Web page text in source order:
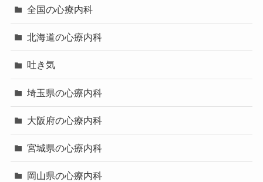
全国の心療内科
北海道の心療内科
吐き気
埼玉県の心療内科
大阪府の心療内科
宮城県の心療内科
岡山県の心療内科